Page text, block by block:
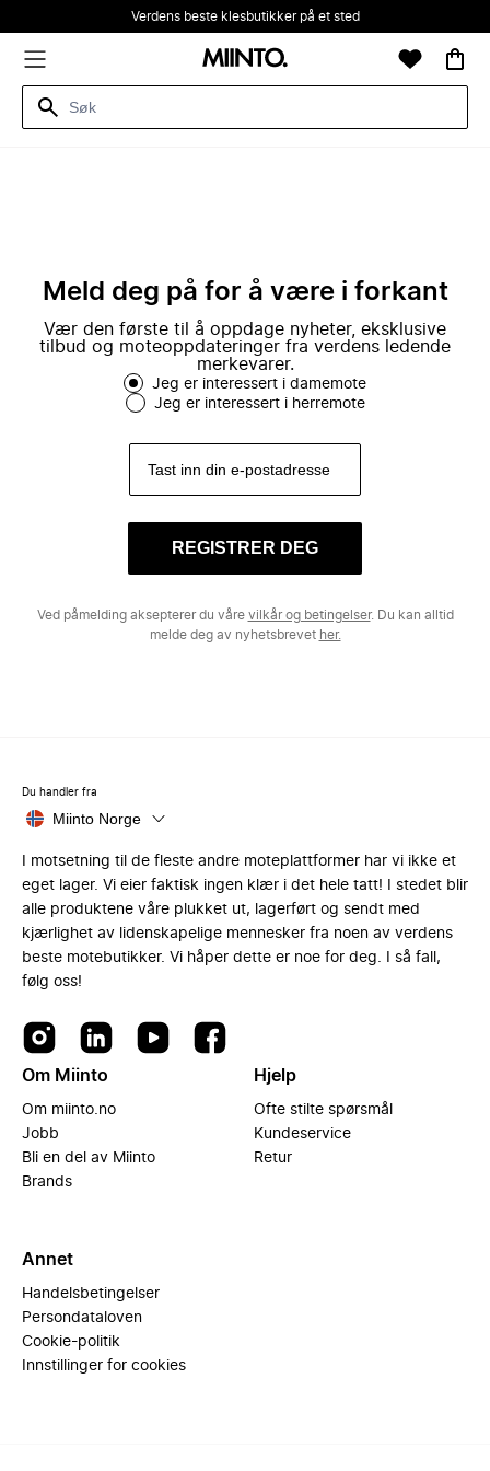
Verdens beste klesbutikker på et sted
Meld deg på for å være i forkant
Vær den første til å oppdage nyheter, eksklusive
tilbud og moteoppdateringer fra verdens ledende
merkevarer.
Jeg er interessert i damemote
Jeg er interessert i herremote
REGISTRER DEG
Ved påmelding aksepterer du våre vilkår og betingelser. Du kan alltid
melde deg av nyhetsbrevet her.
Du handler fra
Miinto Norge
I motsetning til de fleste andre moteplattformer har vi ikke et
eget lager. Vi eier faktisk ingen klær i det hele tatt! I stedet blir
alle produktene våre plukket ut, lagerført og sendt med
kjærlighet av lidenskapelige mennesker fra noen av verdens
beste motebutikker. Vi håper dette er noe for deg. I så fall,
følg oss!
Om Miinto
Om miinto.no
Jobb
Bli en del av Miinto
Brands
Hjelp
Ofte stilte spørsmål
Kundeservice
Retur
Annet
Handelsbetingelser
Persondataloven
Cookie-politik
Innstillinger for cookies